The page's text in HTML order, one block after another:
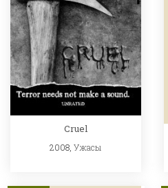
Cruel
2008,Ужасы